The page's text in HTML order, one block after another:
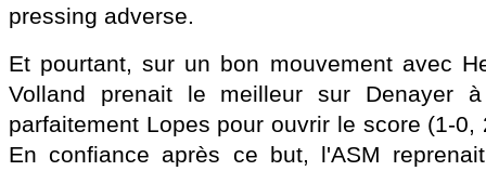
pressing adverse.
Et pourtant, sur un bon mouvement avec
Volland prenait le meilleur sur Denayer
parfaitement Lopes pour ouvrir le score (1-
En confiance après ce but, l'ASM